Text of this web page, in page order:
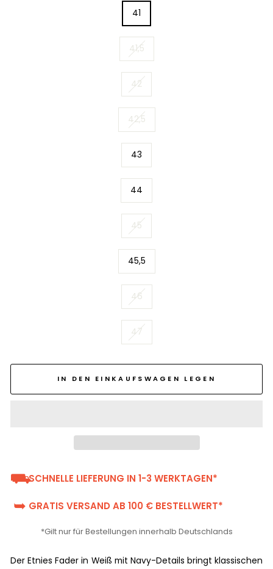
41
41,5
42
42,5
43
44
45
45,5
46
47
IN DEN EINKAUFSWAGEN LEGEN
⛟SCHNELLE LIEFERUNG IN 1-3 WERKTAGEN*
➥ GRATIS VERSAND AB 100 € BESTELLWERT*
*Gilt nur für Bestellungen innerhalb Deutschlands
Der Etnies Fader in Weiß mit Navy-Details bringt klassischen